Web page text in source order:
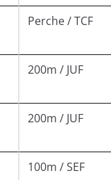
Perche / TCF
200m / JUF
200m / JUF
100m / SEF